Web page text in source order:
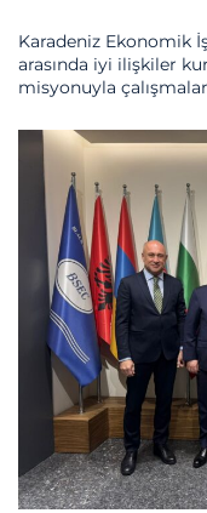
Karadeniz Ekonomik
arasında iyi ilişkiler
misyonuyla